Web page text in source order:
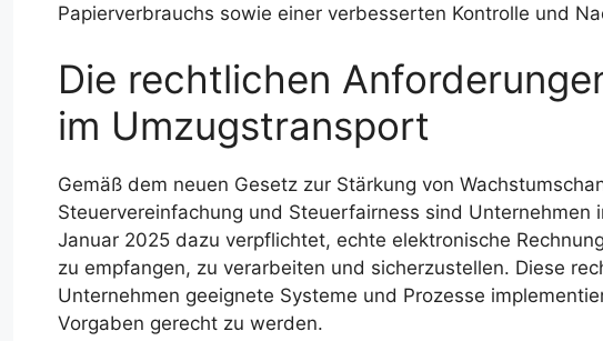
Papierverbrauchs sowie einer verbesserten Kontrolle und
Die rechtlichen
im Umzugstransport
Gemäß dem neuen Gesetz zur Stärkung von
Steuervereinfachung und Steuerfairness sind Unternehmen
Januar 2025 dazu verpflichtet, echte elektronische
zu empfangen, zu verarbeiten und sicherzustellen. Diese
Unternehmen geeignete Systeme und Prozesse
Vorgaben gerecht zu werden.